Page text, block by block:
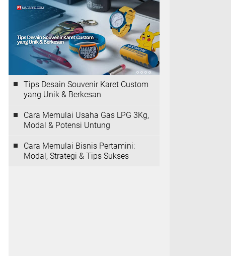
Tips Desain Souvenir Karet Custom
yang Unik & Berkesan
Cara Memulai Usaha Gas LPG 3Kg,
Modal & Potensi Untung
Cara Memulai Bisnis Pertamini:
Modal, Strategi & Tips Sukses